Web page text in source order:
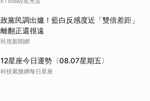
政黨民調出爐！藍白反感度近「雙倍差距」
離翻正還很遠
民視新聞網
12星座今日運勢〈08.07星期五〉
科技紫微網每日星座